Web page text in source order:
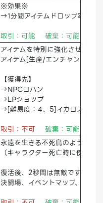
※効果※
→1分間アイテムドロップ率
取引：可能 破棄：可能 倉庫
アイテムを特別に強化させる神
アイテム[生産/エンチャント]の
【獲得先】
→NPCロハン
→LPショップ
→[難易度：4、5]イカロスの翼
取引：不可
破棄：可能 倉
永遠を生きる不死鳥のように死
（キャラクター死亡時に使用
復活後、2秒間は無敵です
決闘場、イベントマップ、一部